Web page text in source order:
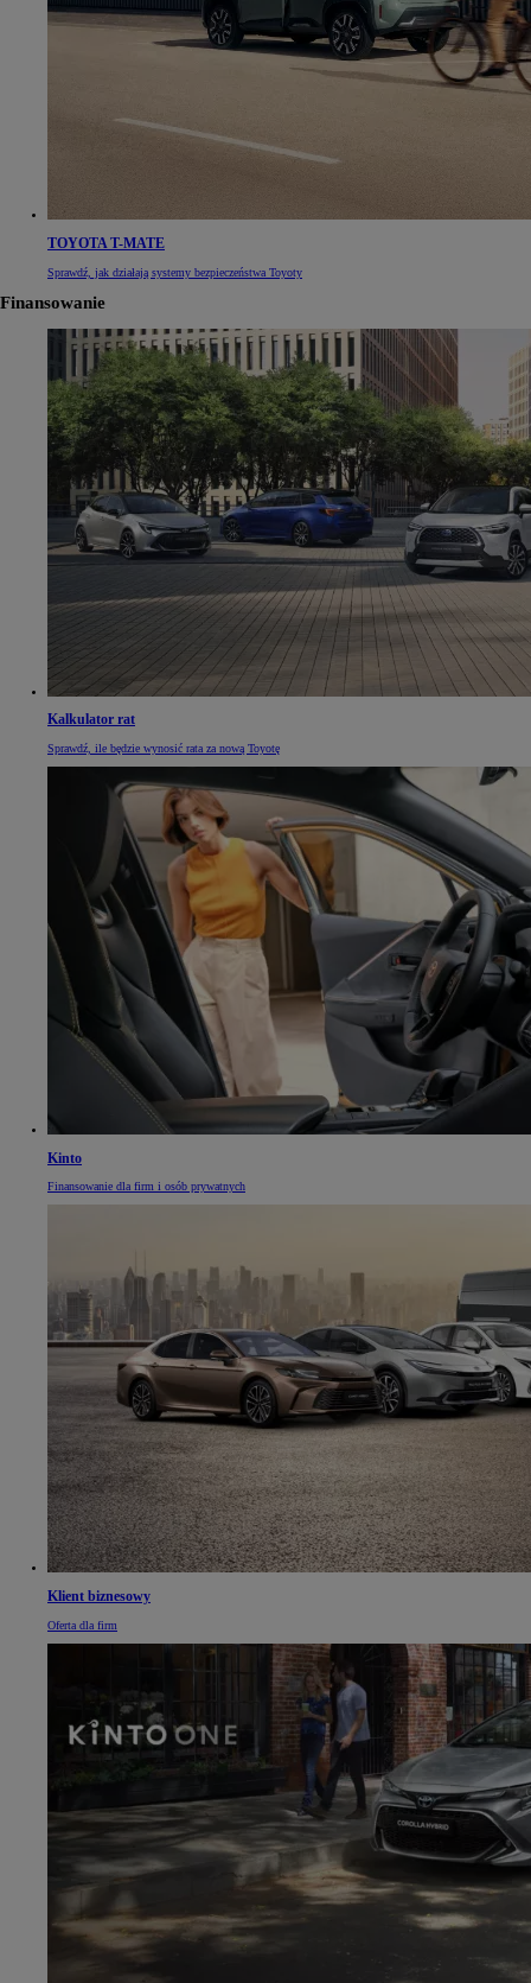
TOYOTA T-MATE
Sprawdź, jak działają systemy bezpieczeństwa Toyoty
Finansowanie
Kalkulator rat
Sprawdź, ile będzie wynosić rata za nową Toyotę
Kinto
Finansowanie dla firm i osób prywatnych
Klient biznesowy
Oferta dla firm